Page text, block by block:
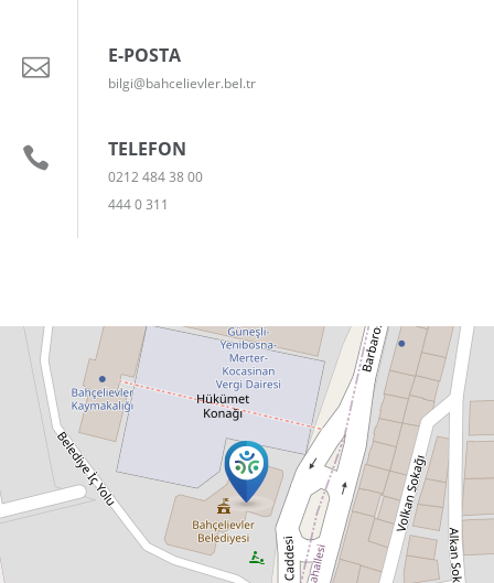
E-POSTA
bilgi@bahcelievler.bel.tr
TELEFON
0212 484 38 00
444 0 311